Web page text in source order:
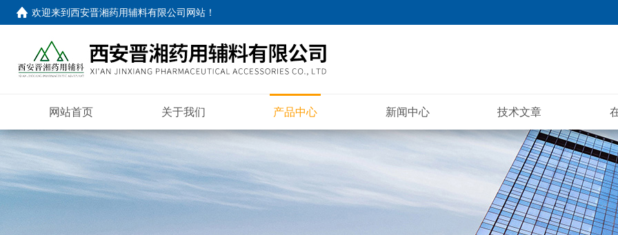
欢迎来到西安晋湘药用辅料有限公司网站 ！
网站首页 关于我们 产品中心 新闻中心 技术文章